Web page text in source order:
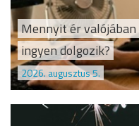
Mennyit ér valójában
ingyen dolgozik?
2026. augusztus 5.